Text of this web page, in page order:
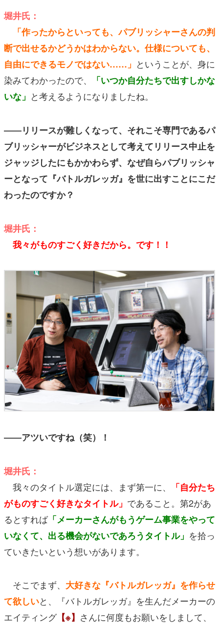
堀井氏：
「作ったからといっても、パブリッシャーさんの判
断で出せるかどうかはわからない。仕様についても、
自由にできるモノではない……」 ということが、身に
染みてわかったので、
「いつか自分たちで出すしかな
いな」 と考えるようになりましたね。
――リリースが難しくなって、それこそ専門であるパ
ブリッシャーがビジネスとして考えてリリース中止を
ジャッジしたにもかかわらず、なぜ自らパブリッシャ
ーとなって『バトルガレッガ』を世に出すことにこだ
わったのですか？
堀井氏：
我々がものすごく好きだから。です！！
――アツいですね（笑）！
堀井氏：
我々のタイトル選定には、まず第一に、
「自分たち
がものすごく好きなタイトル」 であること。第2があ
るとすれば「メーカーさんがもうゲーム事業をやって
いなくて、出る機会がないであろうタイトル」 を拾っ
ていきたいという想いがあります。
そこでまず、 大好きな『バトルガレッガ』を作らせ
て欲しいと、『バトルガレッガ』を生んだメーカーの
エイティング【※】 さんに何度もお願いをしまして、